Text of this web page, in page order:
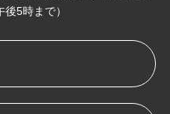
5時まで）